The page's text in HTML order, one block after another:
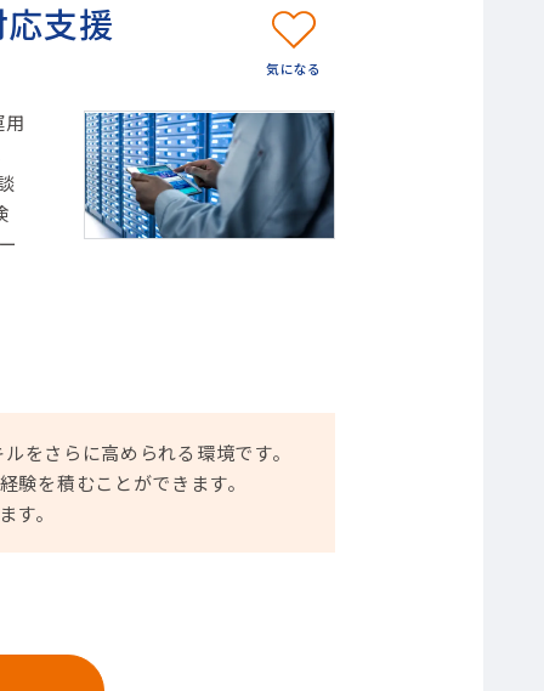
支援
をさらに高められる環境です。
を積むことができます。
す。